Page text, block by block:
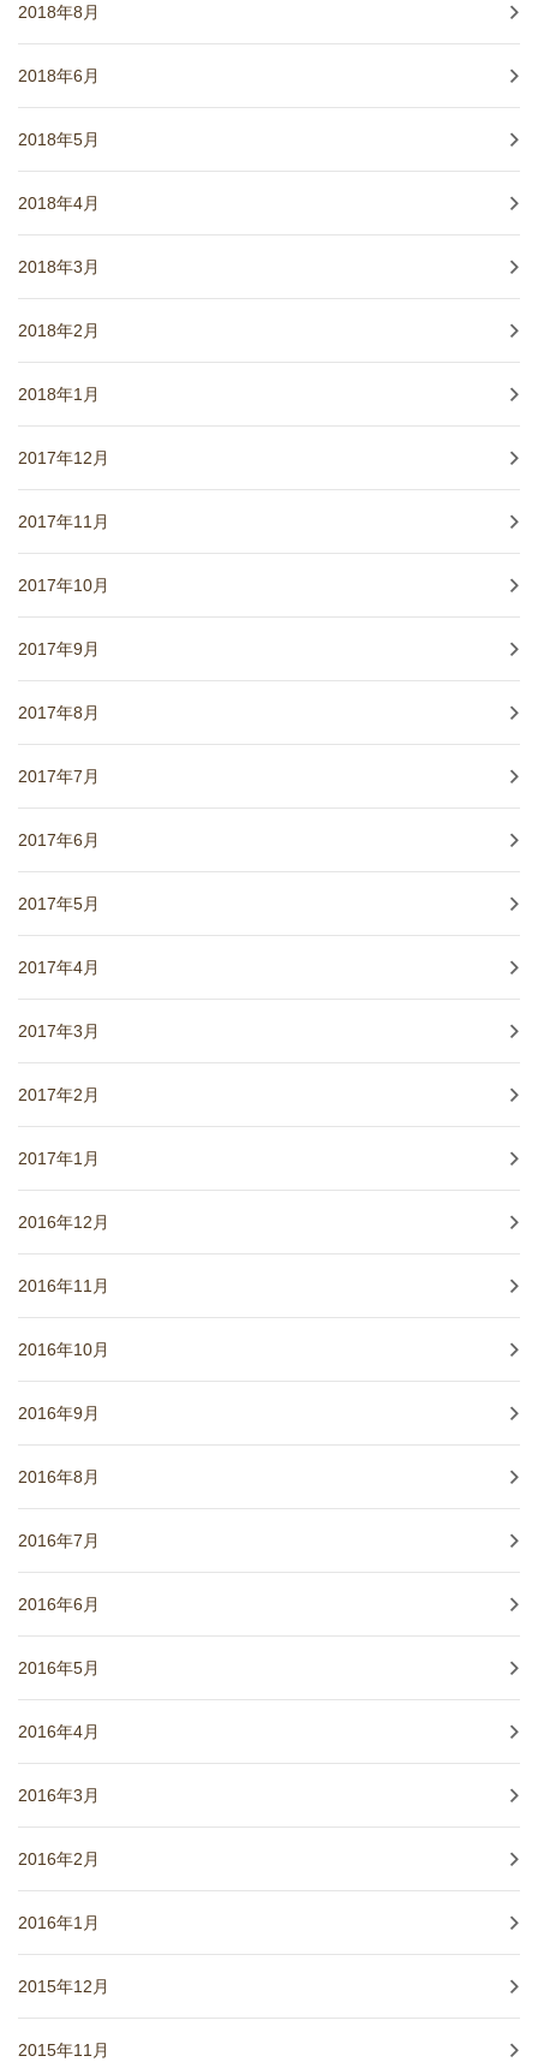
2018年8月
2018年6月
2018年5月
2018年4月
2018年3月
2018年2月
2018年1月
2017年12月
2017年11月
2017年10月
2017年9月
2017年8月
2017年7月
2017年6月
2017年5月
2017年4月
2017年3月
2017年2月
2017年1月
2016年12月
2016年11月
2016年10月
2016年9月
2016年8月
2016年7月
2016年6月
2016年5月
2016年4月
2016年3月
2016年2月
2016年1月
2015年12月
2015年11月